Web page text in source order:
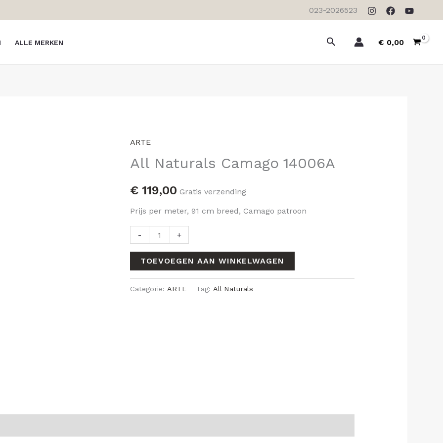
023-2026523
ALLE MERKEN Zoeken € 0,00
ARTE
All Naturals Camago 14006A
€ 119,00 Gratis verzending
Prijs per meter, 91 cm breed, Camago patroon
-
All
Naturals
14006A
+
TOEVOEGEN AAN WINKELWAGEN
Categorie:ARTE Tag:All Naturals